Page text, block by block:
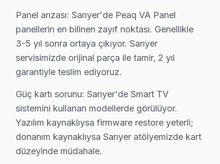
Peaq TV'lerde Sık Görülen Arızalar
Sarıyer bölgesindeki Peaq kullanıcılarının getirdiği
Panel arızası: Sarıyer'de Peaq VA Panel panellerin
Güç kartı sorunu: Sarıyer'de Smart TV sistemini
Backlight: Sarıyer'de LED ekranlarda daha sık
Anakart: Sarıyer'de bu sorunla başvuran müşteriler
» Sarıyer'de tüm Peaq model ve serilerinde VA
Peaq TV Teknik Rehberi: Panel, Teşhis ve
Panel arızası: Sarıyer'de Peaq VA Panel
panellerin en bilinen zayıf noktası. Genellikle
3-5 yıl sonra ortaya çıkıyor. Sarıyer
servisimizde orijinal parça ile tamir, 2 yıl
garantiyle teslim ediyoruz.
Güç kartı sorunu: Sarıyer'de Smart TV
sistemini kullanan modellerde görülüyor.
Yazılım kaynaklıysa firmware restore yeterli;
donanım kaynaklıysa Sarıyer atölyemizde kart
düzeyinde müdahale.